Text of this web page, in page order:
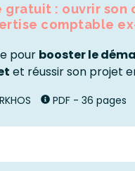
gratuit : ouvrir son
comptable
pour booster le
et réussir son projet
PDF - 36 pages